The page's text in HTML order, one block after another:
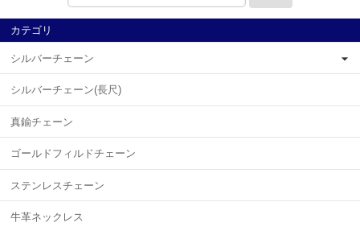
カテゴリ
シルバーチェーン
シルバーチェーン(長尺)
真鍮チェーン
ゴールドフィルドチェーン
ステンレスチェーン
牛革ネックレス